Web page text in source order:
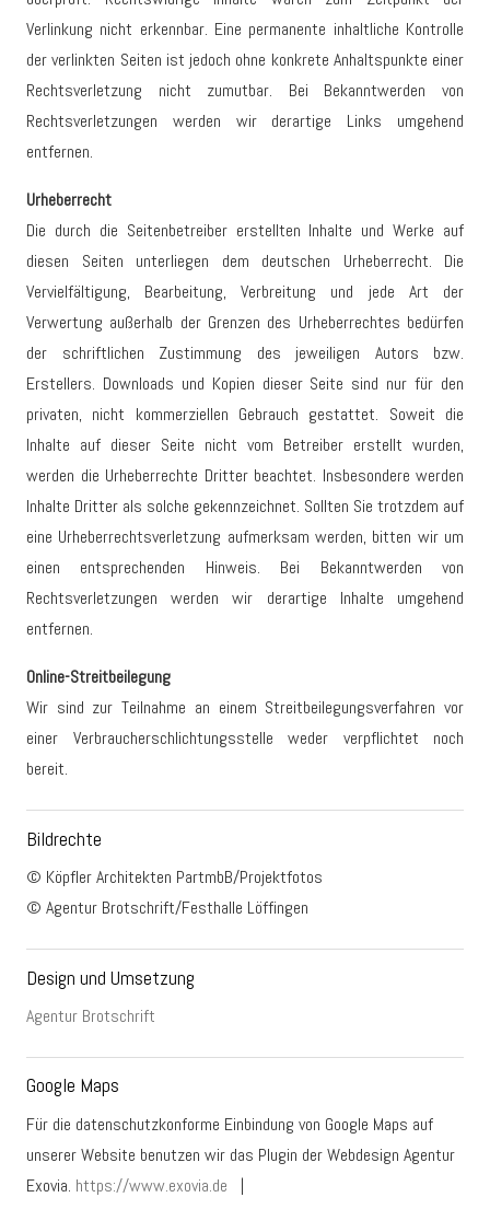
Verlinkung nicht erkennbar. Eine permanente inhaltliche Kontrolle
der verlinkten Seiten ist jedoch ohne konkrete Anhaltspunkte einer
Rechtsverletzung nicht zumutbar. Bei Bekanntwerden von
Rechtsverletzungen werden wir derartige Links umgehend
entfernen.
Urheberrecht
Die durch die Seitenbetreiber erstellten Inhalte und Werke auf
diesen Seiten unterliegen dem deutschen Urheberrecht. Die
Vervielfältigung, Bearbeitung, Verbreitung und jede Art der
Verwertung außerhalb der Grenzen des Urheberrechtes bedürfen
der schriftlichen Zustimmung des jeweiligen Autors bzw.
Erstellers. Downloads und Kopien dieser Seite sind nur für den
privaten, nicht kommerziellen Gebrauch gestattet. Soweit die
Inhalte auf dieser Seite nicht vom Betreiber erstellt wurden,
werden die Urheberrechte Dritter beachtet. Insbesondere werden
Inhalte Dritter als solche gekennzeichnet. Sollten Sie trotzdem auf
eine Urheberrechtsverletzung aufmerksam werden, bitten wir um
einen entsprechenden Hinweis. Bei Bekanntwerden von
Rechtsverletzungen werden wir derartige Inhalte umgehend
entfernen.
Online-Streitbeilegung
Wir sind zur Teilnahme an einem Streitbeilegungsverfahren vor
einer Verbraucherschlichtungsstelle weder verpflichtet noch
bereit.
Bildrechte
© Köpfler Architekten PartmbB/Projektfotos
© Agentur Brotschrift/Festhalle Löffingen
Design und Umsetzung
Agentur Brotschrift
Google Maps
Für die datenschutzkonforme Einbindung von Google Maps auf
unserer Website benutzen wir das Plugin der Webdesign Agentur
Exovia. https://www.exovia.de |